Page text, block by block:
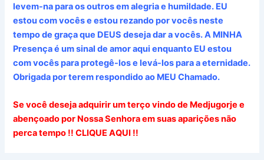
levem-na para os outros em alegria e humildade. EU
estou com vocês e estou rezando por vocês neste
tempo de graça que DEUS deseja dar a vocês. A MINHA
Presença é um sinal de amor aqui enquanto EU estou
com vocês para protegê-los e levá-los para a eternidade.
Obrigada por terem respondido ao MEU Chamado.
Se você deseja adquirir um terço vindo de Medjugorje e
abençoado por Nossa Senhora em suas aparições não
perca tempo !! CLIQUE AQUI !!